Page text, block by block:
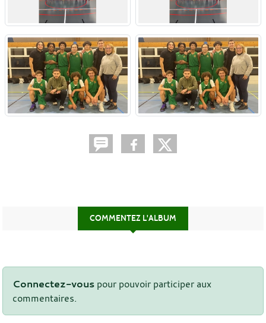
COMMENTEZ L'ALBUM
Connectez-vous pour pouvoir participer aux
commentaires.